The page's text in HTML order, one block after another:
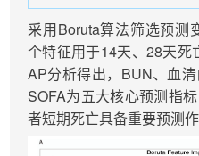
采用Boruta算法筛选预测
个特征用于14天、28天死
AP分析得出，BUN、血清
SOFA为五大核心预测指
者短期死亡具备重要预测作